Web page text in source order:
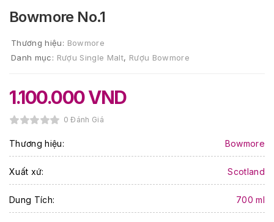
Bowmore No.1
Thương hiệu: Bowmore
Danh mục: Rượu Single Malt, Rượu Bowmore
1.100.000VND
0 Đánh Giá
Thương hiệu: Bowmore
Xuất xứ: Scotland
Dung Tích: 700 ml